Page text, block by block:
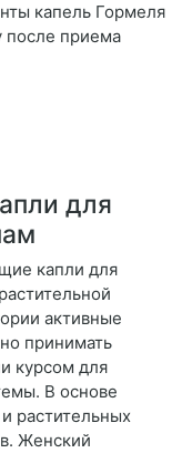
капель Гормеля
после приема
для
капли для
активные
принимать
курсом для
В основе
растительных
Женский